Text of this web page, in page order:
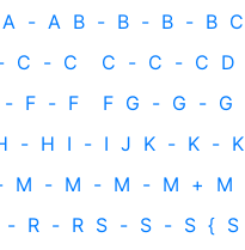
A - A B - B - B - B C
C - C C - C - C D
- F - F F G - G - G
- H I - I J K - K - K
M - M - M - M + M
- R - R S - S - S { S